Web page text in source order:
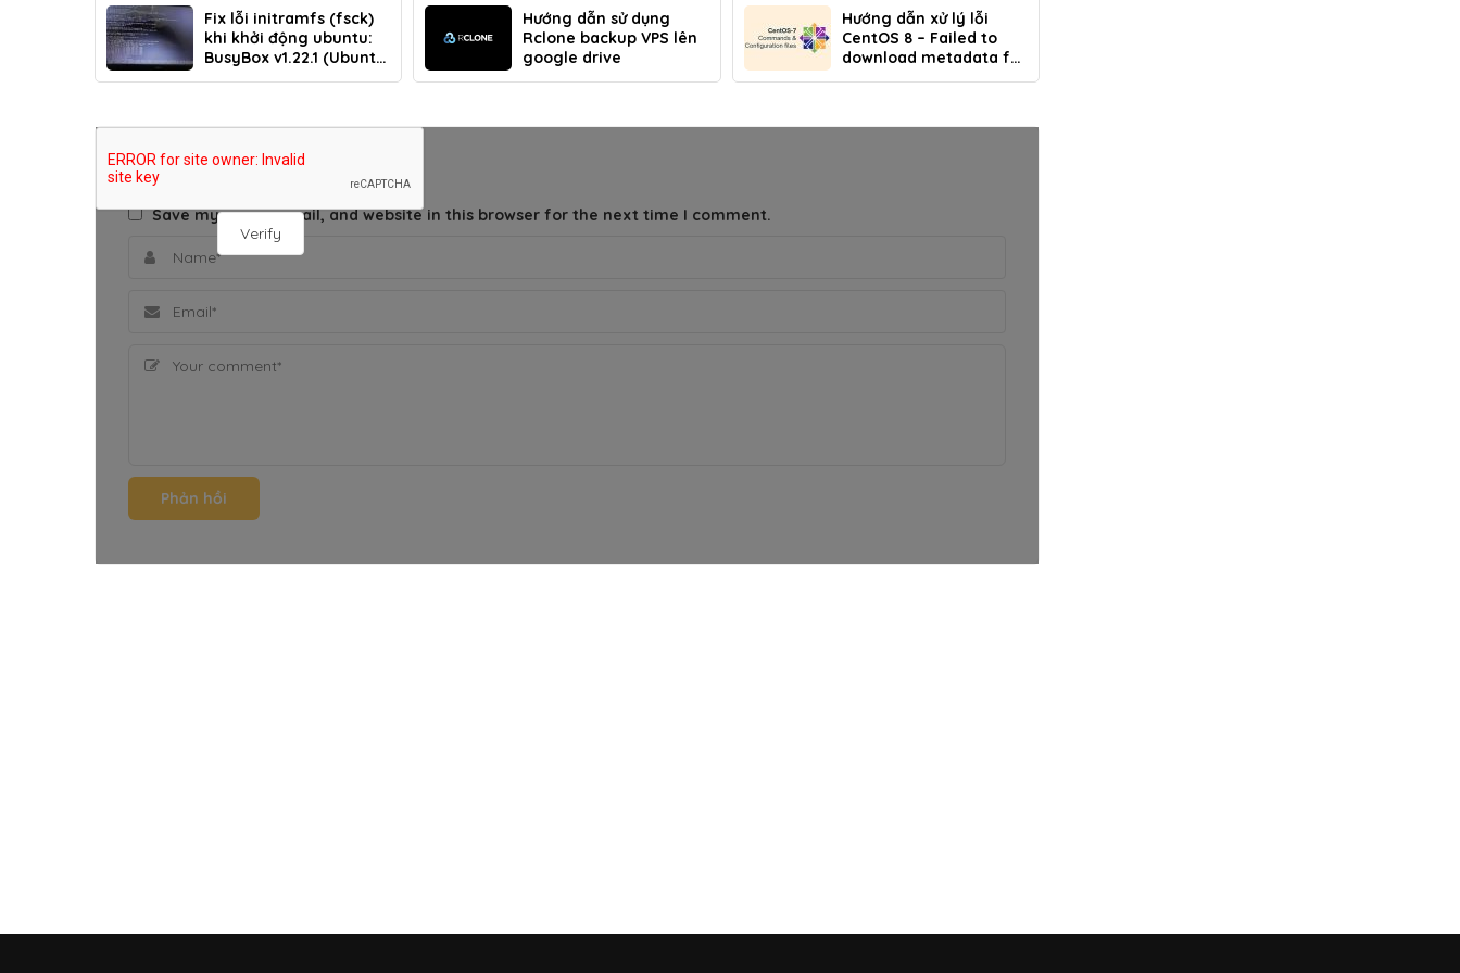
Fix lỗi initramfs (fsck)
khi khởi động ubuntu:
BusyBox v1.22.1 (Ubuntu
Hướng dẫn sử dụng
Rclone backup VPS lên
google drive
Hướng dẫn xử lý lỗi
CentOS 8 – Failed to
download metadata for
Verify
THÊM BÌNH LUẬN
Save my name, email, and website in this browser for the next time I comment.